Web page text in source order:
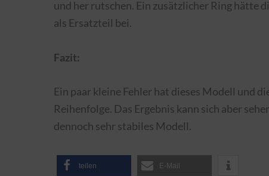
und her rutschen. Ein zusätzlicher Ring hätte
als Ersatzteil bei.
Fazit:
Ein paar kleine Fehler hat dieses Modell und
Reihenfolge. Das Ergebnis kann sich aber
dennoch sehr stabiles Modell.
teilen E-Mail